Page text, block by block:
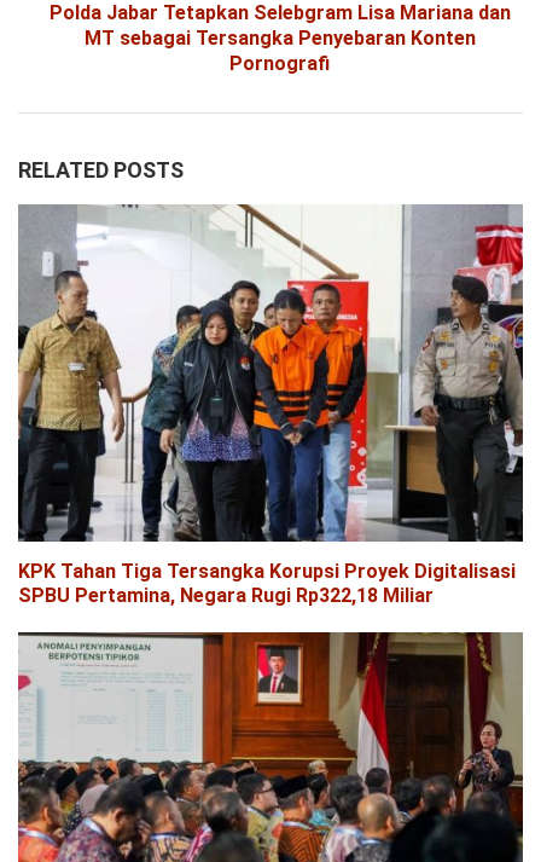
Polda Jabar Tetapkan Selebgram Lisa Mariana dan
MT sebagai Tersangka Penyebaran Konten
Pornografi
RELATED POSTS
KPK Tahan Tiga Tersangka Korupsi Proyek Digitalisasi
SPBU Pertamina, Negara Rugi Rp322,18 Miliar